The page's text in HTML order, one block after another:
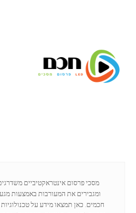
מסכי פרסום אינטראקטיביים
ומגבירים את המעורבות באמצעות
חכמים. כאן תמצאו מידע על